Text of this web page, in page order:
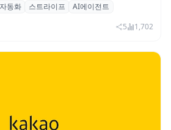
라이프 출신 이창헌 영입…
전트 개발 본격화
동화 스트라이프
AI에이전트
5 1,702